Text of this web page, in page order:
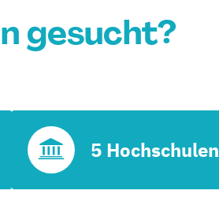
gesucht?
5 Hochschulen